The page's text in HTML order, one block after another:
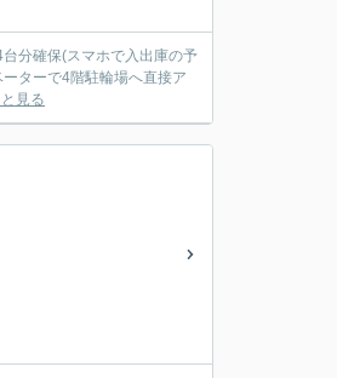
分確保(スマホで入出庫の予
ターで4階駐輪場へ直接ア
見る